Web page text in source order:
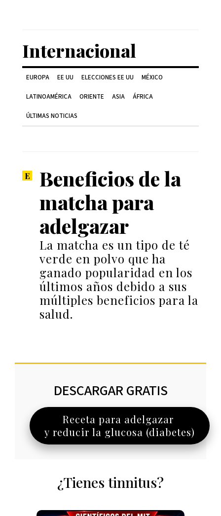
Internacional
EUROPA EE UU ELECCIONES EE UU MÉXICO
LATINOAMÉRICA ORIENTE ASIA ÁFRICA
ÚLTIMAS NOTICIAS
Beneficios de la
matcha para
adelgazar
La matcha es un tipo de té
verde en polvo que ha
ganado popularidad en los
últimos años debido a sus
múltiples beneficios para la
salud.
DESCARGAR GRATIS
Receta para adelgazar
y reducir la glucosa (diabetes)
¿Tienes tinnitus?